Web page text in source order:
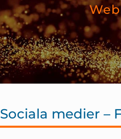
Sociala medier –